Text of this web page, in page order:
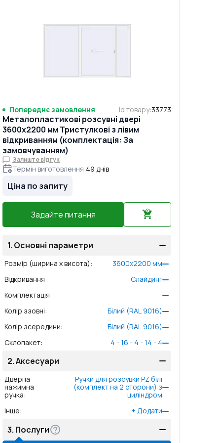
Попереднє замовлення id товару:33773
Металопластикові розсувні двері
3600x2200 мм Тристулкові з лівим
відкриванням (комплектація: За
замовчуванням)
Залиште відгук
Термін виготовлення:49 днів
Ціна по запиту
Задайте питання
1. Основні параметри
Розмір (ширина x висота): 3600x2200 мм
Відкривання:
Слайдинг
Комплектація:
Колір ззовні:
Білий (RAL 9016)
Колір зсередини:
Білий (RAL 9016)
Склопакет: 4 - 16 - 4 - 14 - 4
2.Аксесуари
Дверна
нажимна
ручка:
Ручки для розсувки PZ білі
(комплект на 2 сторони) з
циліндром
Інше: + Додати
3. Послуги